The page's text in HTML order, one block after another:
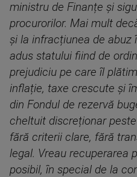
ministru de Finanțe și
procurorilor. Mai mult
și la infracțiunea de abuz
adus statului fiind de
prejudiciu pe care îl
inflație, taxe crescute și
din Fondul de rezervă
cheltuit discreționar
fără criterii clare, fără
legal. Vreau recuperarea
posibil, în special de la